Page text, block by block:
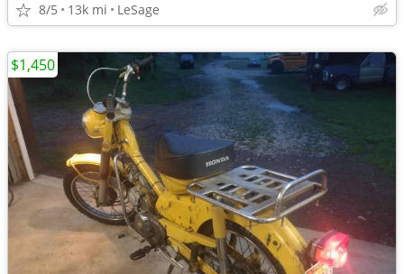
8/5 13k mi LeSage
$1,450